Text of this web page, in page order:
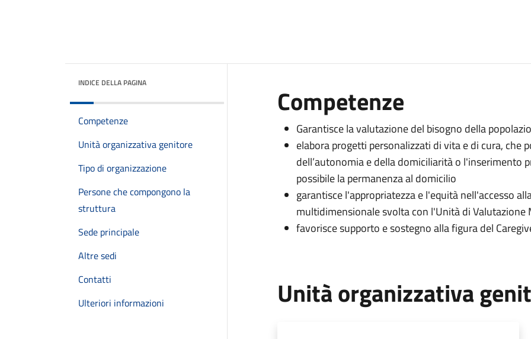
INDICE DELLA PAGINA
Competenze
Unità organizzativa genitore
Tipo di organizzazione
Persone che compongono la
struttura
Sede principale
Altre sedi
Contatti
Ulteriori informazioni
Competenze
Garantisce la valutazione del bisogno della
elabora progetti personalizzati di vita e di cura, che
dell’autonomia e della domiciliarità o l'inserimento
possibile la permanenza al domicilio
garantisce l'appropriatezza e l'equità nell'accesso
multidimensionale svolta con l'Unità di Valutazione
favorisce supporto e sostegno alla figura del
Unità organizzativa